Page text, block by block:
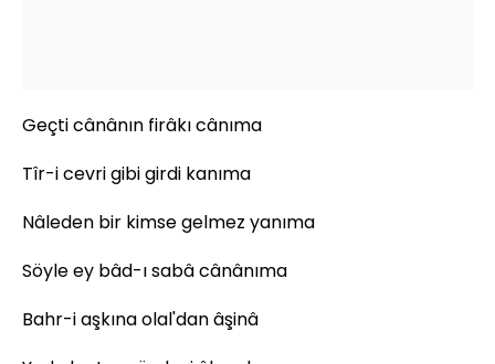
Geçti cânânın firâkı cânıma
Tîr-i cevri gibi girdi kanıma
Nâleden bir kimse gelmez yanıma
Söyle ey bâd-ı sabâ cânânıma
Bahr-i aşkına olal'dan âşinâ